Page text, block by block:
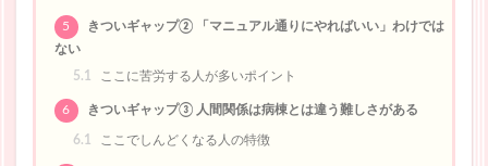
5
きついギャップ② 「マニュアル通りにやればいい」わけでは
ない
5.1 ここに苦労する人が多いポイント
6 きついギャップ③ 人間関係は病棟とは違う難しさがある
6.1 ここでしんどくなる人の特徴